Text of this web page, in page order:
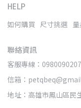
HELP
如何購買 尺寸挑選
聯絡資訊
客服專線：0980090207
信箱：
地址：高雄市鳳山區民